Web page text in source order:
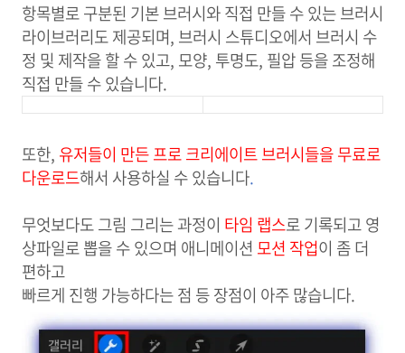
항목별로 구분된 기본 브러시와 직접 만들 수 있는 브러시
라이브러리도 제공되며, 브러시 스튜디오에서 브러시 수
정 및 제작을 할 수 있고, 모양, 투명도, 필압 등을 조정해
직접 만들 수 있습니다.
또한, 유저들이 만든 프로 크리에이트 브러시들을 무료로
다운로드해서 사용하실 수 있습니다.
무엇보다도 그림 그리는 과정이 타임 랩스로 기록되고 영
상파일로 뽑을 수 있으며 애니메이션 모션 작업이 좀 더
편하고
빠르게 진행 가능하다는 점 등 장점이 아주 많습니다.